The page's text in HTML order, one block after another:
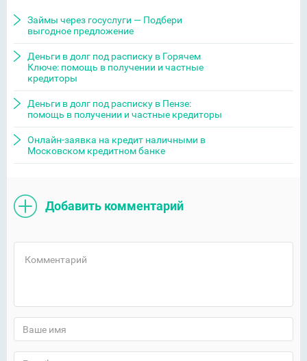
Займы через госуслуги — Подбери
выгодное предложение
Деньги в долг под расписку в Горячем
Ключе: помощь в получении и частные
кредиторы
Деньги в долг под расписку в Пензе:
помощь в получении и частные кредиторы
Онлайн-заявка на кредит наличными в
Московском кредитном банке
Добавить комментарий